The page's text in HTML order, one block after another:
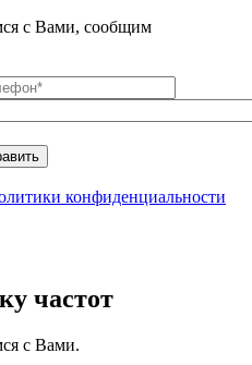
с Вами, сообщим
конфиденциальности
частот
с Вами.